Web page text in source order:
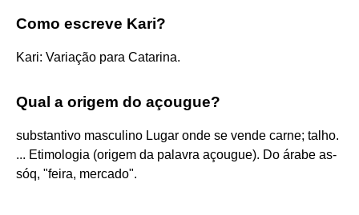
Como escreve Kari?
Kari: Variação para Catarina.
Qual a origem do açougue?
substantivo masculino Lugar onde se vende carne; talho.
... Etimologia (origem da palavra açougue). Do árabe as-
sóq, "feira, mercado".